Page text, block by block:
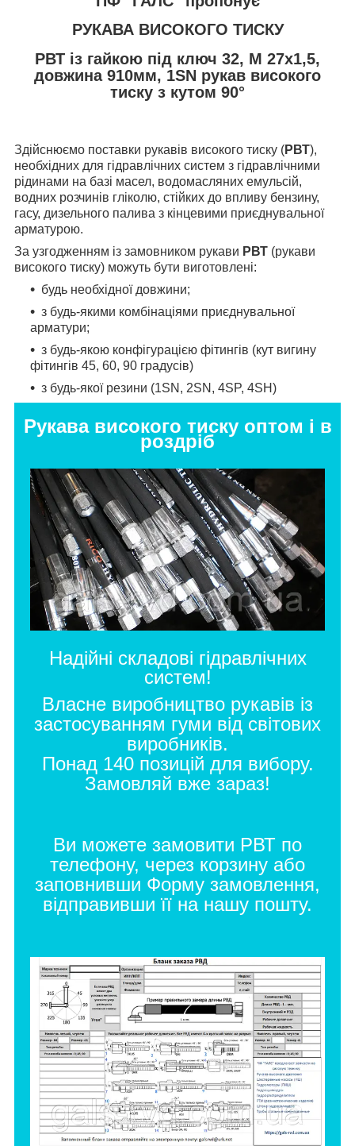
РУКАВА ВИСОКОГО ТИСКУ
РВТ із гайкою під ключ 32, М 27х1,5,
довжина 910мм, 1SN рукав високого
тиску з кутом 90°
Здійснюємо поставки рукавів високого тиску (РВТ),
необхідних для гідравлічних систем з гідравлічними
рідинами на базі масел, водомасляних емульсій,
водних розчинів гліколю, стійких до впливу бензину,
гасу, дизельного палива з кінцевими приєднувальної
арматурою.
За узгодженням із замовником рукави РВТ (рукави
високого тиску) можуть бути виготовлені:
будь необхідної довжини;
з будь-якими комбінаціями приєднувальної
арматури;
з будь-якою конфігурацією фітингів (кут вигину
фітингів 45, 60, 90 градусів)
з будь-якої резини (1SN, 2SN, 4SP, 4SH)
Рукава високого тиску оптом і в
роздріб
Надійні складові гідравлічних
систем!
Власне виробництво рукавів із
застосуванням гуми від світових
виробників.
Понад 140 позицій для вибору.
Замовляй вже зараз!
Ви можете замовити РВТ по
телефону, через корзину або
заповнивши Форму замовлення,
відправивши її на нашу пошту.